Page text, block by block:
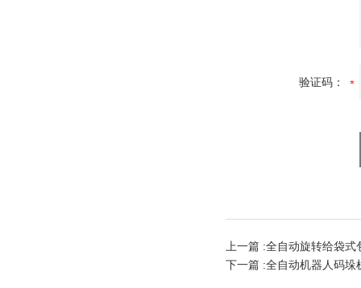
验证码：
上一篇 :全自动旋转给袋式
下一篇 :全自动机器人码垛